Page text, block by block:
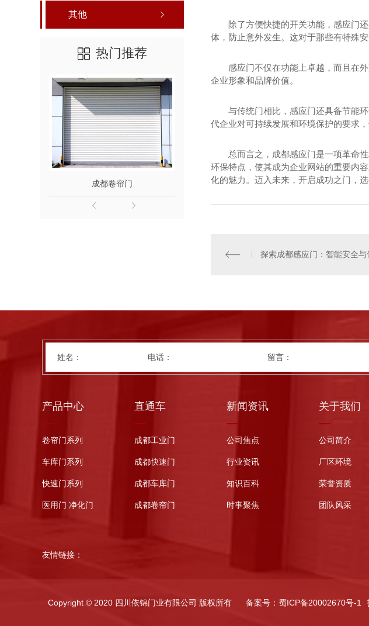
其他
热门推荐
成都卷帘门 成都车库门定制
除了方便快捷的开关功能，感应门
体，防止意外发生。这对于那些有特殊
感应门不仅在功能上卓越，而且在
企业形象和品牌价值。
与传统门相比，感应门还具备节能
代企业对可持续发展和环境保护的要求
总而言之，成都感应门是一项革命
环保特点，使其成为企业网站的重要内
化的魅力。迈入未来，开启成功之门，
探索成都感应门：智能安全与
产品中心
卷帘门系列
车库门系列
快速门系列
医用门 净化门
直通车
成都工业门
成都快速门
成都车库门
成都卷帘门
新闻资讯
公司焦点
行业资讯
知识百科
时事聚焦
关于我们
公司简介
厂区环境
荣誉资质
团队风采
友情链接：
Copyright © 2020 四川依锦门业有限公司 版权所有 备案号： 蜀ICP备20002670号-1